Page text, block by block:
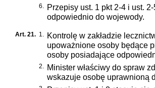
6. Przepisy ust. 1 pkt 2-4 i ust.
odpowiednio do wojewody.
Art. 21. 1. Kontrolę w zakładzie
upoważnione osoby będące
osoby posiadające
2. Minister właściwy do spraw
wskazuje osobę uprawnioną